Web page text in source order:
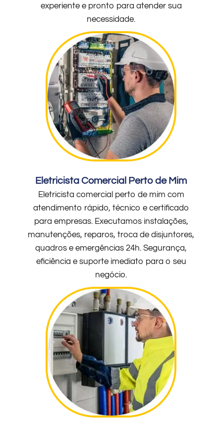
experiente e pronto para atender sua
necessidade.
Eletricista Comercial Perto de Mim
Eletricista comercial perto de mim com
atendimento rápido, técnico e certificado
para empresas. Executamos instalações,
manutenções, reparos, troca de disjuntores,
quadros e emergências 24h. Segurança,
eficiência e suporte imediato para o seu
negócio.